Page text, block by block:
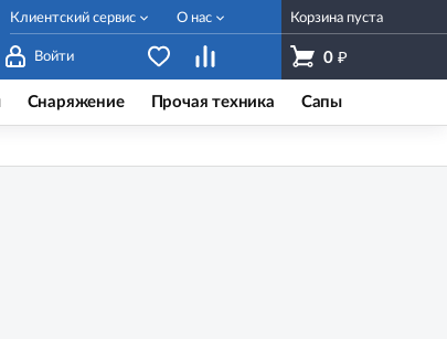
Войти
Корзина пуста
0 ₽
Клиентский сервис О нас
Снаряжение Прочая техника Сапы